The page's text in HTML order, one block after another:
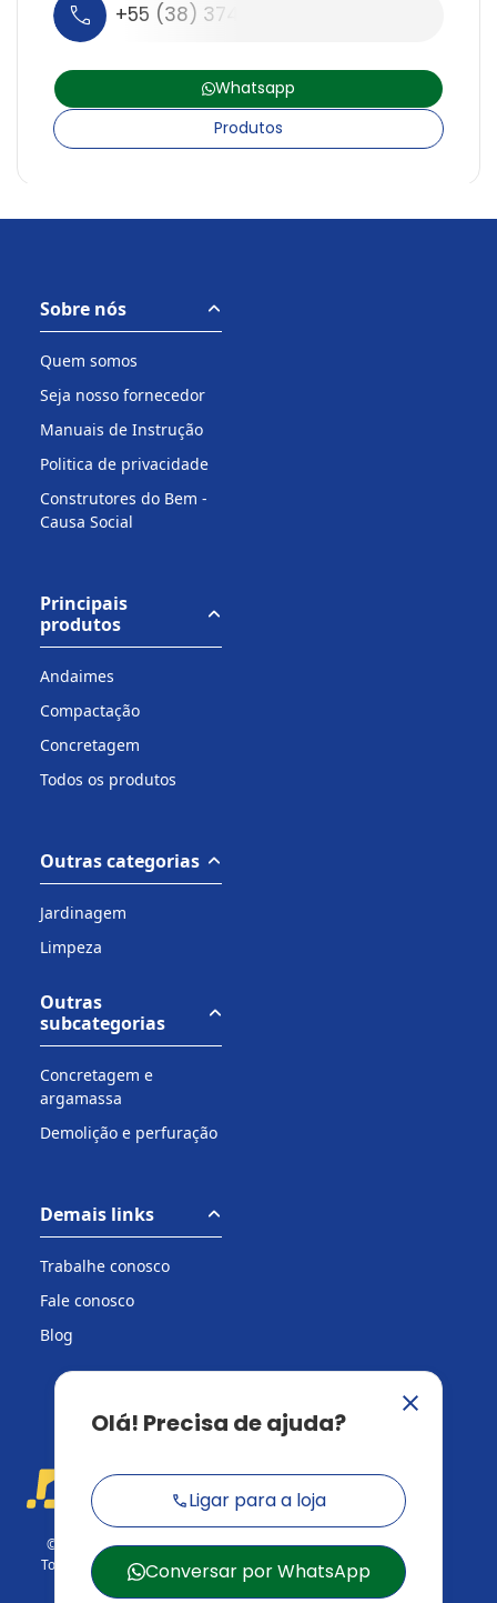
+55 (38) 3740-2760
Whatsapp
Produtos
Sobre nós
Quem somos
Seja nosso fornecedor
Manuais de Instrução
Politica de privacidade
Construtores do Bem -
Causa Social
Principais
produtos
Andaimes
Compactação
Concretagem
Todos os produtos
Outras categorias
Jardinagem
Limpeza
Outras
subcategorias
Concretagem e
argamassa
Demolição e perfuração
Demais links
Trabalhe conosco
Fale conosco
Blog
© 2026 Casa do Construtor.
Todos os direitos reservados.
CNPJ: 03.729.824/001-95